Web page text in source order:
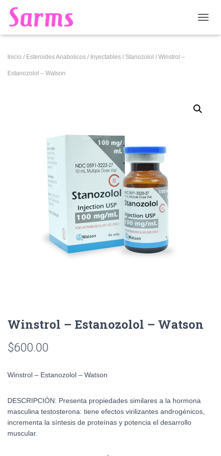
Inicio / Esteroides Anabolicos / Inyectables / Stanozolol / Winstrol –
Estanozolol – Watson
Winstrol – Estanozolol – Watson
$600.00
Winstrol – Estanozolol – Watson
DESCRIPCIÓN: Presenta propiedades similares a la hormona
masculina testosterona: tiene efectos virilizantes androgénicos,
incrementa la síntesis de proteínas y potencia el desarrollo
muscular.